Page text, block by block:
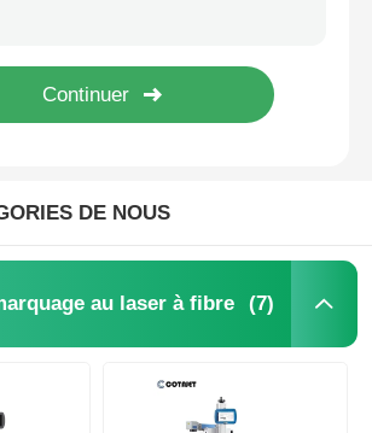
au laser au CO2
d'encre
industrielles
DE NOUS
au laser à fibre (7)